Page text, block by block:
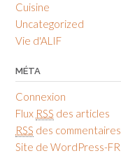
Cuisine
Uncategorized
Vie d'ALIF
MÉTA
Connexion
Flux RSS des articles
RSS des commentaires
Site de WordPress-FR